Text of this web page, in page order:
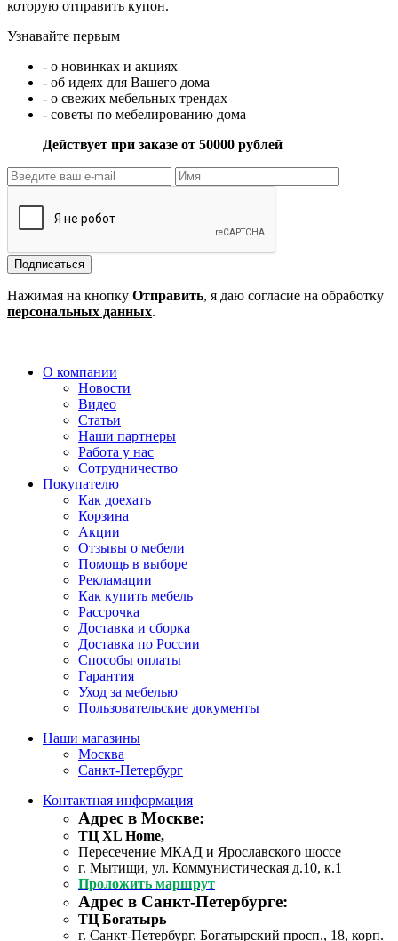
которую отправить купон.
Узнавайте первым
- о новинках и акциях
- об идеях для Вашего дома
- о свежих мебельных трендах
- советы по мебелированию дома
Действует при заказе от 50000 рублей
Подписаться
Нажимая на кнопку Отправить, я даю согласие на обработку
персональных данных.
О компании
Новости
Видео
Статьи
Наши партнеры
Работа у нас
Сотрудничество
Покупателю
Как доехать
Корзина
Акции
Отзывы о мебели
Помощь в выборе
Рекламации
Как купить мебель
Рассрочка
Доставка и сборка
Доставка по России
Способы оплаты
Гарантия
Уход за мебелью
Пользовательские документы
Наши магазины
Москва
Санкт-Петербург
Контактная информация
Адрес в Москве:
ТЦ XL Home,
Пересечение МКАД и Ярославского шоссе
г. Мытищи, ул. Коммунистическая д.10, к.1
Проложить маршрут
Адрес в Санкт-Петербурге:
ТЦ Богатырь
г. Санкт-Петербург, Богатырский просп., 18, корп.